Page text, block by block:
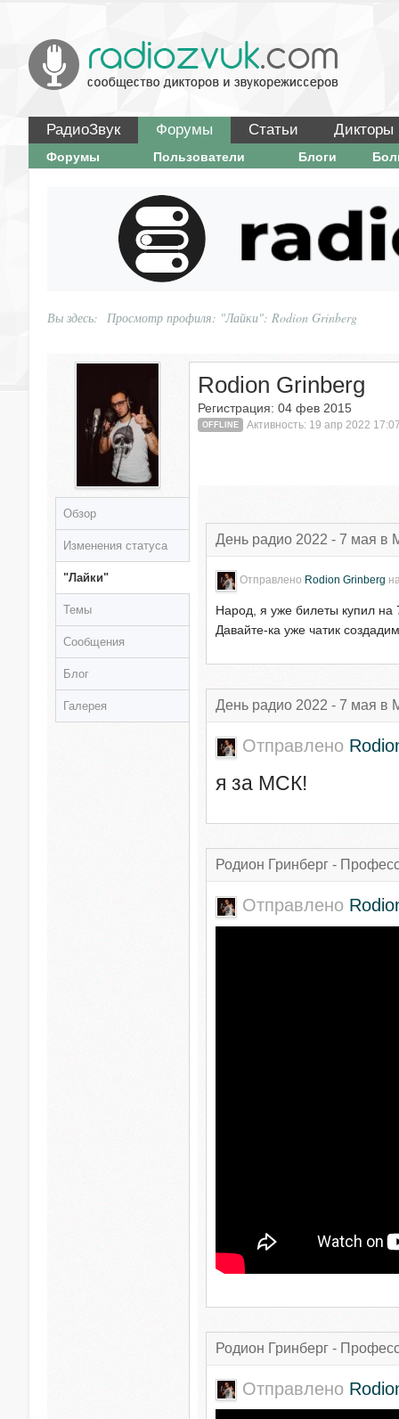
РадиоЗвук Форумы Статьи Дикторы
Форумы Пользователи Блоги
Вы здесь: Просмотр профиля: "Лайки": Rodion Grinberg
Обзор
Изменения статуса
"Лайки"
Темы
Сообщения
Блог
Галерея
Rodion Grinberg
Регистрация: 04 фев 2015
OFFLINE Активность: 19 апр 2022
День радио 2022 - 7 мая в
Отправлено Rodion Grinberg
Народ, я уже билеты купил
Давайте-ка уже чатик
День радио 2022 - 7 мая в
Отправлено
я за МСК!
Родион Гринберг -
Отправлено
Родион Гринберг -
Отправлено